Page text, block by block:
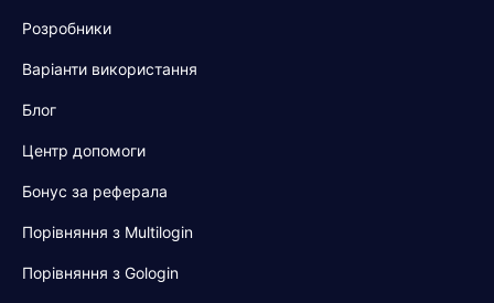
Розробники
Варіанти використання
Блог
Центр допомоги
Бонус за реферала
Порівняння з Multilogin
Порівняння з Gologin